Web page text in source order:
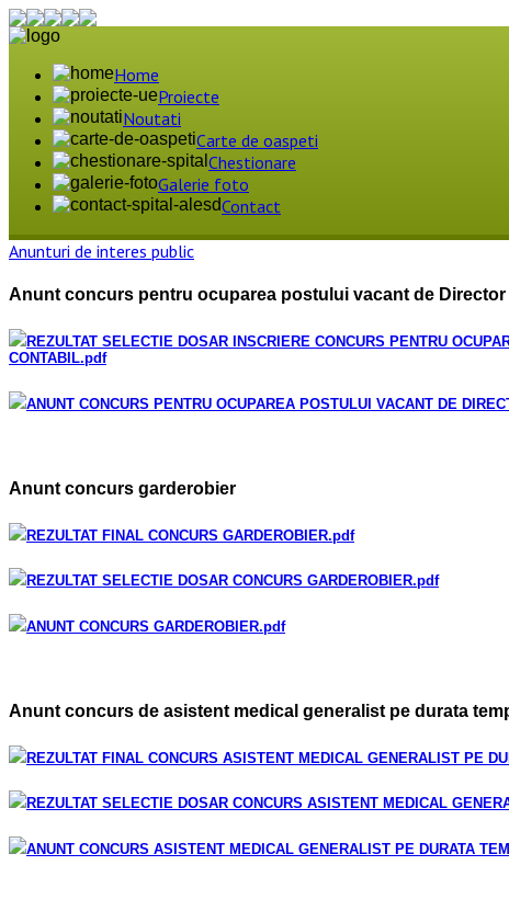
Home
Proiecte
Noutati
Carte de oaspeti
Chestionare
Galerie foto
Contact
Anunturi de interes public
Anunt concurs pentru ocuparea postului vacant de Director
REZULTAT SELECTIE DOSAR INSCRIERE CONCURS PENTRU
CONTABIL.pdf
ANUNT CONCURS PENTRU OCUPAREA POSTULUI VACANT DE
Anunt concurs garderobier
REZULTAT FINAL CONCURS GARDEROBIER.pdf
REZULTAT SELECTIE DOSAR CONCURS GARDEROBIER.pdf
ANUNT CONCURS GARDEROBIER.pdf
Anunt concurs de asistent medical generalist pe durata
REZULTAT FINAL CONCURS ASISTENT MEDICAL GENERALIST PE
REZULTAT SELECTIE DOSAR CONCURS ASISTENT MEDICAL
ANUNT CONCURS ASISTENT MEDICAL GENERALIST PE DURATA